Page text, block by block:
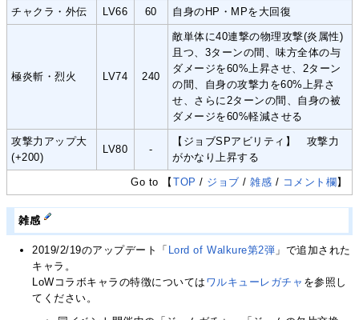
チャクラ・外伝 LV66 60 自身のHP・MPを大回復
極炎斬・烈火 LV74 240
敵単体に40連撃の物理攻撃(炎属性)
且つ、3ターンの間、味方全体の与
ダメージを60%上昇させ、2ターン
の間、自身の攻撃力を60%上昇さ
せ、さらに2ターンの間、自身の被
ダメージを60%軽減させる
攻撃力アップ大
(+200)
LV80 -
【ジョブSPアビリティ】 攻撃力
がかなり上昇する
Go to 【 TOP / ジョブ /雑感 / コメント欄 】
雑感
2019/2/19のアップデート「 Lord of Walkure第2弾 」で追加された
キャラ。
LoWコラボキャラの特徴については ワルキューレガチャ を参照し
てください。